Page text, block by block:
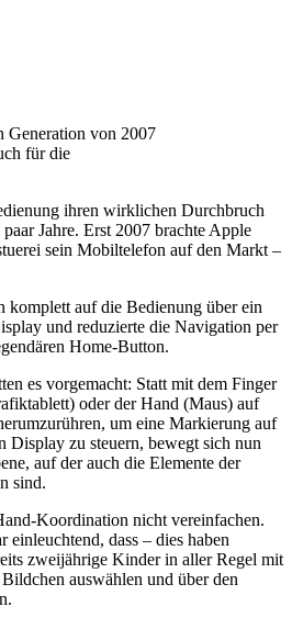
Generation von 2007
für die
ihren wirklichen Durchbruch
Jahre. Erst 2007 brachte Apple
sein Mobiltelefon auf den Markt –
komplett auf die Bedienung über ein
und reduzierte die Navigation per
Home-Button.
es vorgemacht: Statt mit dem Finger
oder der Hand (Maus) auf
um eine Markierung auf
Display zu steuern, bewegt sich nun
auf der auch die Elemente der
sind.
Koordination nicht vereinfachen.
einleuchtend, dass – dies haben
zweijährige Kinder in aller Regel mit
auswählen und über den